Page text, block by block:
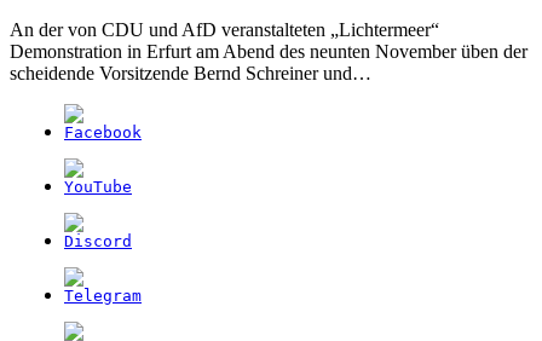
2014)
An der von CDU und AfD veranstalteten „Lichtermeer“
Demonstration in Erfurt am Abend des neunten November üben der
scheidende Vorsitzende Bernd Schreiner und…